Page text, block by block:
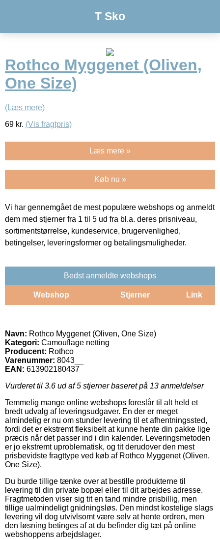
T Sko
Rothco Myggenet (Oliven,
One Size)
(Læs mere)
69 kr. (Vis fragtpris)
Læs mere »
Køb nu »
Vi har gennemgået de mest populære webshops og anmeldt
dem med stjerner fra 1 til 5 ud fra bl.a. deres prisniveau,
sortimentstørrelse, kundeservice, brugervenlighed,
betingelser, leveringsformer og betalingsmuligheder.
Bedst anmeldte webshops
Webshop Stjerner Link
Navn: Rothco Myggenet (Oliven, One Size)
Kategori: Camouflage netting
Producent: Rothco
Varenummer: 8043__
EAN: 613902180437
Vurderet til 3.6 ud af 5 stjerner baseret på 13 anmeldelser
Temmelig mange online webshops foreslår til alt held et
bredt udvalg af leveringsudgaver. En der er meget
almindelig er nu om stunder levering til et afhentningssted,
fordi det er ekstremt fleksibelt at kunne hente din pakke lige
præcis når det passer ind i din kalender. Leveringsmetoden
er jo ekstremt uproblematisk, og tit derudover den mest
prisbevidste fragttype ved køb af Rothco Myggenet (Oliven,
One Size).
Du burde tillige tænke over at bestille produkterne til
levering til din private bopæl eller til dit arbejdes adresse.
Fragtmetoden viser sig tit en tand mindre prisbillig, men
tillige ualmindeligt gnidningsløs. Den mindst kostelige slags
levering vil dog utvivlsomt være selv at hente ordren, men
den løsning betinges af at du befinder dig tæt på online
webshoppens arbejdslager.